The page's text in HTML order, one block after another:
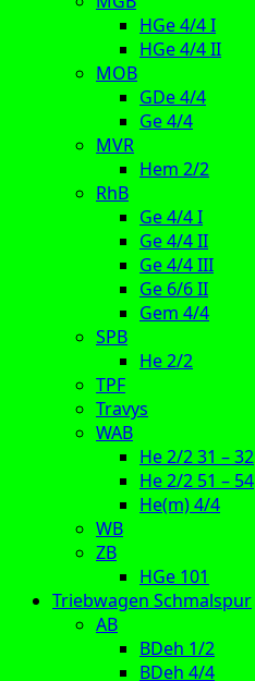
HGe 4/4 I
HGe 4/4 II
MOB
GDe 4/4
Ge 4/4
MVR
Hem 2/2
RhB
Ge 4/4 I
Ge 4/4 II
Ge 4/4 III
Ge 6/6 II
Gem 4/4
SPB
He 2/2
TPF
Travys
WAB
He 2/2 31 – 32
He 2/2 51 – 54
He(m) 4/4
WB
ZB
HGe 101
Triebwagen Schmalspur
AB
BDeh 1/2
BDeh 4/4